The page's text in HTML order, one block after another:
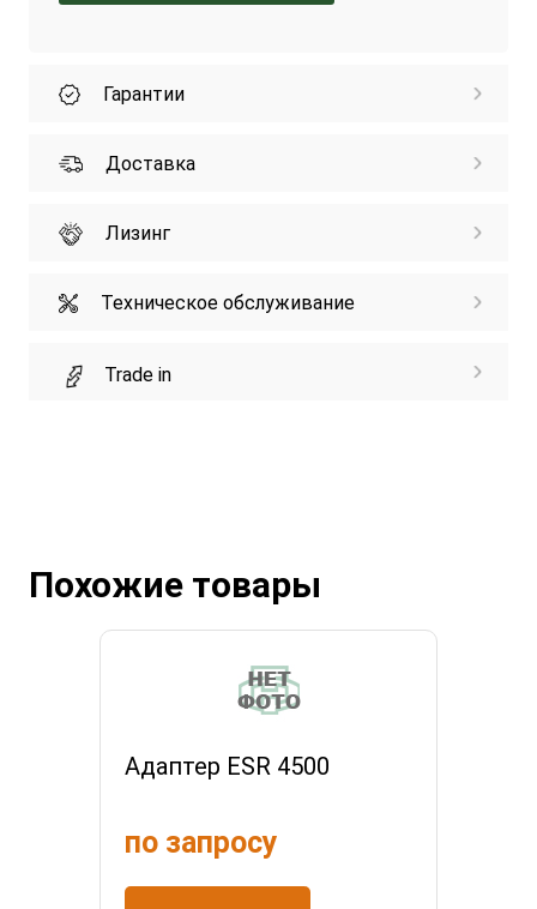
Гарантии
Доставка
Лизинг
Техническое обслуживание
Trade in
Похожие товары
Адаптер ESR 4500
по запросу